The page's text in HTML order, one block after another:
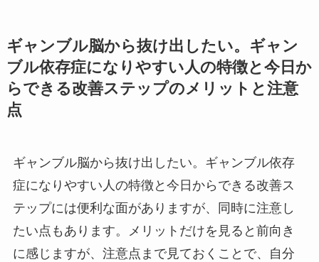
ギャンブル脳から抜け出したい。ギャン
ブル依存症になりやすい人の特徴と今日か
らできる改善ステップのメリットと注意
点
ギャンブル脳から抜け出したい。ギャンブル依存
症になりやすい人の特徴と今日からできる改善ス
テップには便利な面がありますが、同時に注意し
たい点もあります。メリットだけを見ると前向き
に感じますが、注意点まで見ておくことで、自分